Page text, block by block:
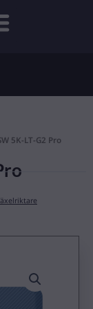
5K-LT-G2 Pro